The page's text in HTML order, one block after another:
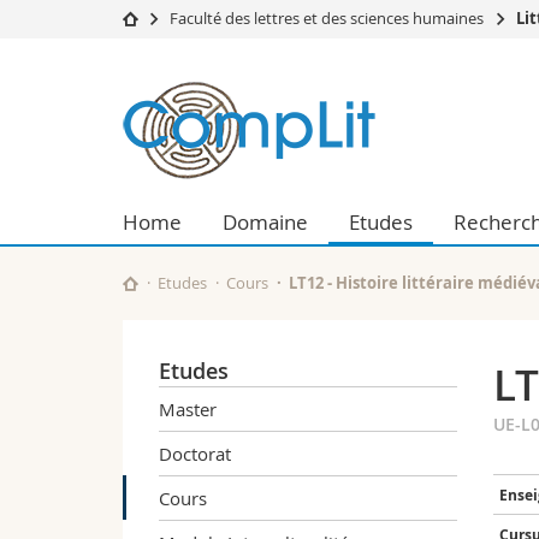
Université
Etudes
Campus
Recherche
Formation continue
Sciences
Sciences
Faculté des lettres et des sciences humaines
Institut
de
littérature
générale
et
comparée
Home Domaine Etudes
Etudes Cours LT12 - Histoire littéraire
Etudes
Master
Doctorat
Cours
UE-